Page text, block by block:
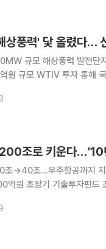
상풍력' 닻 올렸다…
규모 해상풍력 발전단
모 WTIV 투자 통해 국내 해상풍
조로 키운다
조→40조…우주항공까지
장기 기술투자펀드 조성해 연말 투자
를 신설해 기술개발부터 사